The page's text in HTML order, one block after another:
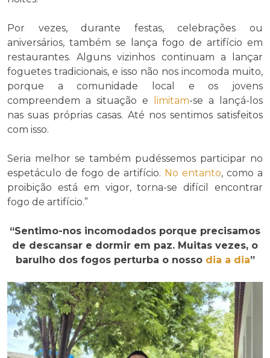
Por vezes, durante festas, celebrações ou
aniversários, também se lança fogo de artifício em
restaurantes. Alguns vizinhos continuam a lançar
foguetes tradicionais, e isso não nos incomoda muito,
porque a comunidade local e os jovens
compreendem a situação e
limitam-se a lançá-los
nas suas próprias casas. Até nos sentimos satisfeitos
com isso.
Seria melhor se também pudéssemos participar no
espetáculo de fogo de artifício. No entanto, como a
proibição está em vigor, torna-se difícil encontrar
fogo de artifício.”
“Sentimo-nos incomodados porque precisamos
de descansar e dormir em paz. Muitas vezes, o
barulho dos fogos perturba o nosso dia a dia”